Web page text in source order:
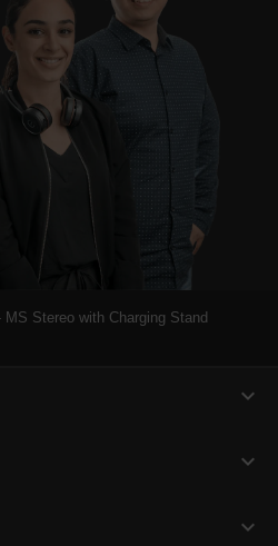
Stereo with Charging Stand
expand_more
expand_more
expand_more